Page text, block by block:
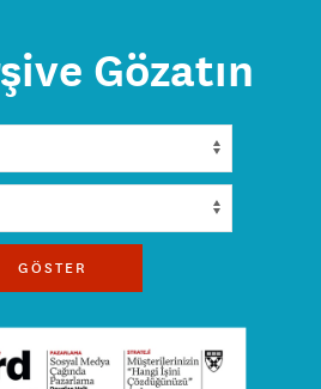
Gözatın
GÖSTER